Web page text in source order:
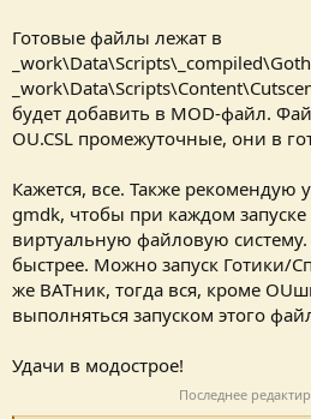
Готовые файлы лежат в
будет добавить в MOD-файл.
OU.CSL промежуточные, они в
Кажется, все. Также рекомендую
gmdk, чтобы при каждом
виртуальную файловую
быстрее. Можно запуск Готики/
же BATник, тогда вся, кроме
выполняться запуском этого
Удачи в модострое!
Последнее